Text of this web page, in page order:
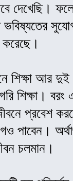
দেখেছি।
ভবিষ্যতের
করেছে।
শিক্ষা আর
শিক্ষা।
প্রবেশ
পাবেন।
চলমান।